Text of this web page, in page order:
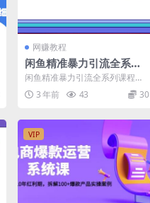
网赚教程
闲鱼精准暴力引流全系列
课程，每天被动精准引流1
00+粉丝
闲鱼精准暴力引流全系列课程，
每天被动精准引流100+粉丝 课程
目录： 第一课：闲...
3 年前 43 30
VIP